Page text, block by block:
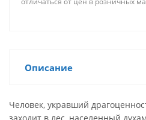
Описание
Человек, укравший